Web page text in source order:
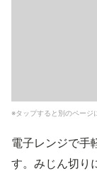
※タップすると別のページ
電子レンジで手
す。みじん切り